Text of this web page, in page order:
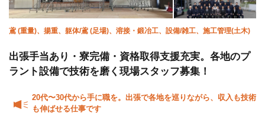
鳶 (重量)、揚重、躯体/鳶 (足場)、溶接・鍛冶工、設備/雑工、施工管理(土木)
出張手当あり・寮完備・資格取得支援充実。各地のプ
ラント設備で技術を磨く現場スタッフ募集！
20代〜30代から手に職を。出張で各地を巡りながら、収入も技術
も伸ばせる仕事です